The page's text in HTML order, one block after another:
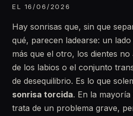
EL 16/06/2026
Hay sonrisas que, sin que
qué, parecen ladearse: un
más que el otro, los dientes
de los labios o el conjunto
de desequilibrio. Es lo que
sonrisa torcida. En la
trata de un problema grave,